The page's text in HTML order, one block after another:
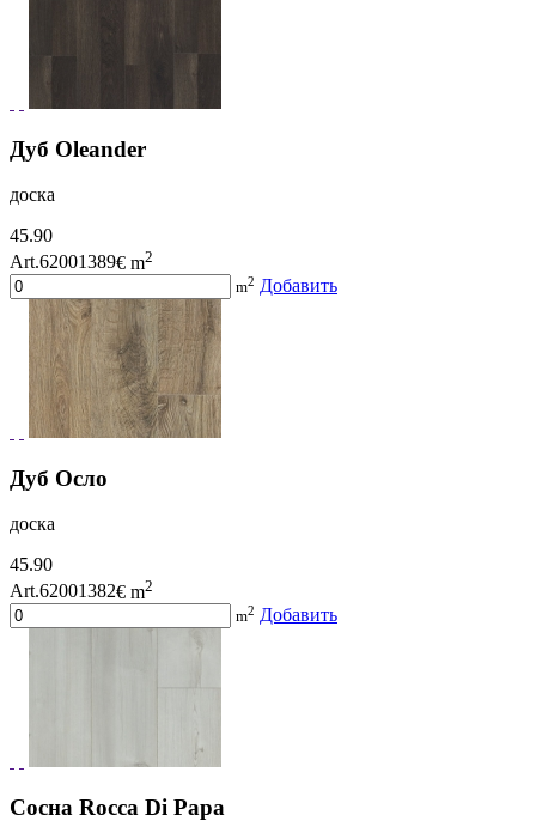
Дуб Oleander
доска
45.90
Art.62001389€ m2
m2 Добавить
Дуб Осло
доска
45.90
Art.62001382€ m2
m2 Добавить
Сосна Rocca Di Papa